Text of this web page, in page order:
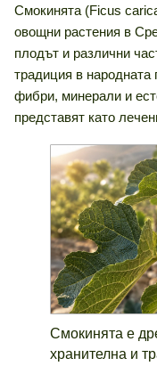
Смокинята (Ficus
овощни растения в
плодът и различни
традиция в народната
фибри, минерали и
представят като
Смокинята е
хранителна и